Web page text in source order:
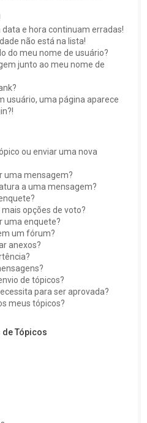
e hora continuam erradas!
não está na lista!
do meu nome de usuário?
junto ao meu nome de
usuário, uma página aparece
ou enviar uma nova
uma mensagem?
a uma mensagem?
opções de voto?
uma enquete?
um fórum?
anexos?
de tópicos?
para ser aprovada?
meus tópicos?
Tópicos